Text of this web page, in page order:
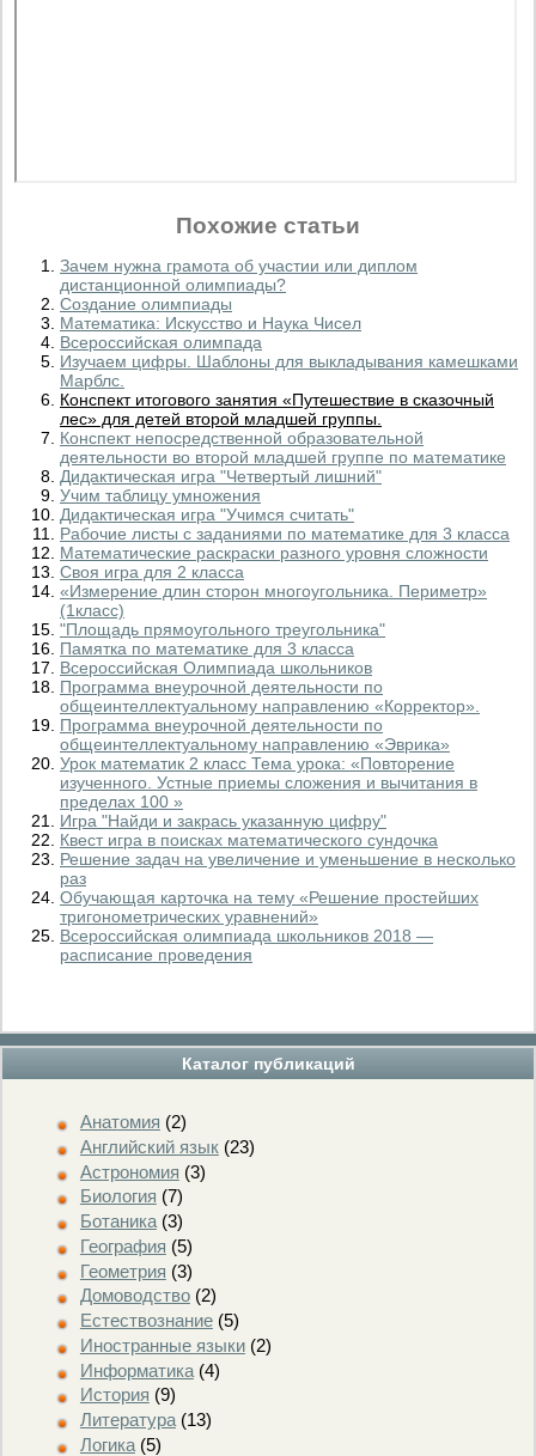
Каталог публикаций
Анатомия (2)
Английский язык(23)
Астрономия (3)
Биология (7)
Ботаника(3)
География (5)
Геометрия (3)
Домоводство(2)
Естествознание(5)
Иностранные языки(2)
Информатика(4)
История (9)
Литература(13)
Логика(5)
Похожие статьи
Зачем нужна грамота об участии или диплом
дистанционной олимпиады?
Создание олимпиады
Математика: Искусство и Наука Чисел
Всероссийская олимпада
Изучаем цифры. Шаблоны для выкладывания камешками
Марблс.
Конспект итогового занятия «Путешествие в сказочный
лес» для детей второй младшей группы.
Конспект непосредственной образовательной
деятельности во второй младшей группе по математике
Дидактическая игра "Четвертый лишний"
Учим таблицу умножения
Дидактическая игра "Учимся считать"
Рабочие листы с заданиями по математике для 3 класса
Математические раскраски разного уровня сложности
Своя игра для 2 класса
«Измерение длин сторон многоугольника. Периметр»
(1класс)
"Площадь прямоугольного треугольника"
Памятка по математике для 3 класса
Всероссийская Олимпиада школьников
Программа внеурочной деятельности по
общеинтеллектуальному направлению «Корректор».
Программа внеурочной деятельности по
общеинтеллектуальному направлению «Эврика»
Урок математик 2 класс Тема урока: «Повторение
изученного. Устные приемы сложения и вычитания в
пределах 100 »
Игра "Найди и закрась указанную цифру"
Квест игра в поисках математического сундочка
Решение задач на увеличение и уменьшение в несколько
раз
Обучающая карточка на тему «Решение простейших
тригонометрических уравнений»
Всероссийская олимпиада школьников 2018 —
расписание проведения